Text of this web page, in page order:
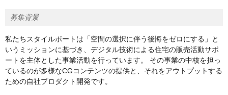
募集背景
私たちスタイルポートは「空間の選択に伴う後悔をゼロにする」と
いうミッションに基づき、デジタル技術による住宅の販売活動サポ
ートを主体とした事業活動を行っています。 その事業の中核を担っ
ているのが多様なCGコンテンツの提供と、それをアウトプットする
ための自社プロダクト開発です。